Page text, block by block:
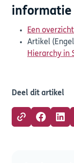
informatie
Een
Artikel
Hierarchy in
Deel dit artikel